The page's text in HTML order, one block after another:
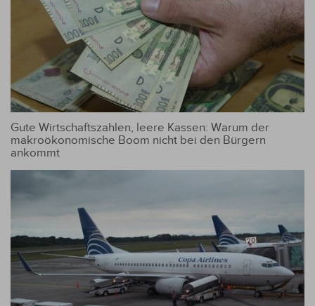
Gute Wirtschaftszahlen, leere Kassen: Warum der
makroökonomische Boom nicht bei den Bürgern
ankommt